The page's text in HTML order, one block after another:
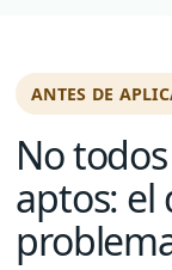
ANTES DE
No
aptos: el